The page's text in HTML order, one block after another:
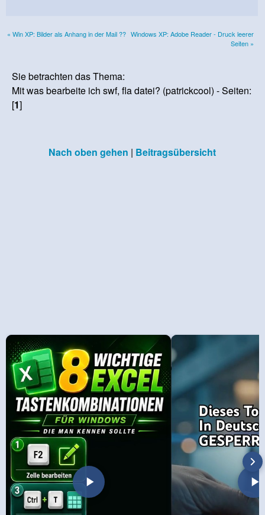
« Win XP: Bilder als Anhang in der Mail ?? Windows XP: Adobe Reader - Druck leerer
Seiten »
Sie betrachten das Thema:
Mit was bearbeite ich swf, fla datei? (patrickcool) - Seiten:
[1]
Nach oben gehen | Beitragsübersicht